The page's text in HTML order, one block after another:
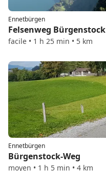
Ennetbürgen
Felsenweg Bürgenstock
facile • 1 h 25 min • 5 km
Ennetbürgen
Bürgenstock-Weg
moyen • 1 h 5 min • 4 km